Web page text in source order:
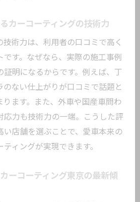
ファクトリーの施工技術と評
ィング専門店の施工で得られ
るためのコーティング活用術
ィングで長持ちする美観維持
グ専門店の選び方とアフター
性
カーコーティングの技術力
技術力は、利用者の口コミで高く
す。なぜなら、実際の施工事例
証明になるからです。例えば、丁
のない仕上がりが口コミで話題と
ります。また、外車や国産車問わ
応力も技術力の一端。こうした評
い店舗を選ぶことで、愛車本来の
ィングが実現できます。
ーコーティング東京の最新傾